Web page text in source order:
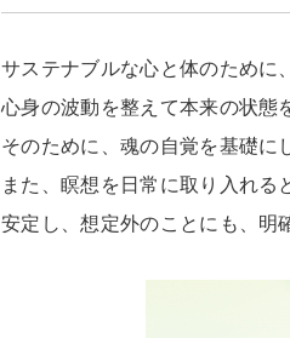
サステナブルな心と体のために、
心身の波動を整えて本来の状態
そのために、魂の自覚を基礎に
また、瞑想を日常に取り入れる
安定し、想定外のことにも、 明